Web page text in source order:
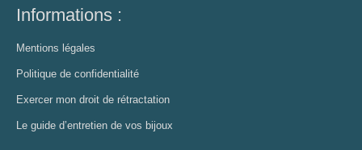
Informations :
Mentions légales
Politique de confidentialité
Exercer mon droit de rétractation
Le guide d’entretien de vos bijoux